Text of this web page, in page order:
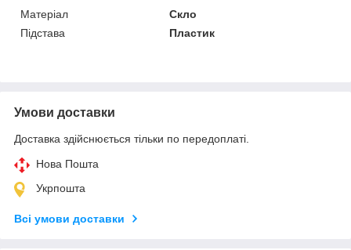
Матеріал
Скло
Підстава
Пластик
Умови доставки
Доставка здійснюється тільки по передоплаті.
Нова Пошта
Укрпошта
Всі умови доставки